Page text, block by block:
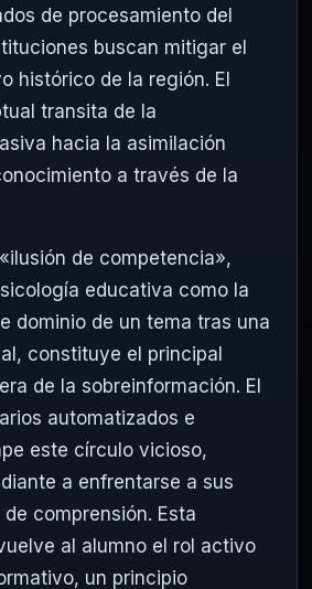
de procesamiento del
buscan mitigar el
histórico de la región. El
transita de la
hacia la asimilación
a través de la
de competencia»,
educativa como la
dominio de un tema tras una
constituye el principal
de la sobreinformación. El
automatizados e
este círculo vicioso,
a enfrentarse a sus
comprensión. Esta
al alumno el rol activo
un principio